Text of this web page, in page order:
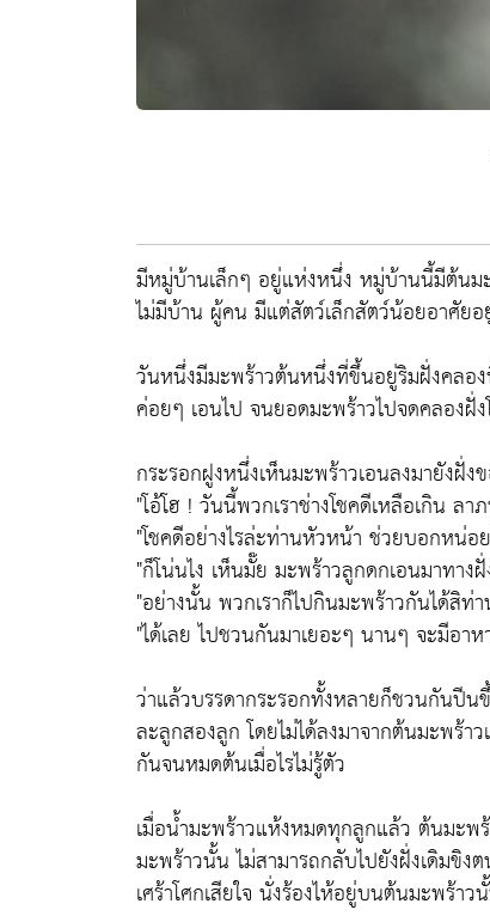
มีหมู่บ้านเล็กๆ อยู่แห่งหนึ่ง หมู่บ้านนี้มีต้นม
ไม่มีบ้าน ผู้คน มีแต่สัตว์เล็กสัตว์น้อยอาศัย
วันหนึ่งมีมะพร้าวต้นหนึ่งที่ขึ้นอยู่ริมฝั่งคลอ
ค่อยๆ เอนไป จนยอดมะพร้าวไปจดคลองฝั่
กระรอกฝูงหนึ่งเห็นมะพร้าวเอนลงมายังฝั่
"โอ้โฮ ! วันนี้พวกเราช่างโชคดีเหลือเกิน ล
"โชคดีอย่างไรล่ะท่านหัวหน้า ช่วยบอกหน่อ
"ก็โน่นไง เห็นมั๊ย มะพร้าวลูกดกเอนมาทาง
"อย่างนั้น พวกเราก็ไปกินมะพร้าวกันได้สิท่
"ได้เลย ไปชวนกันมาเยอะๆ นานๆ จะมีอ
ว่าแล้วบรรดากระรอกทั้งหลายก็ชวนกันปี
ละลูกสองลูก โดยไม่ได้ลงมาจากต้นมะพร้
กันจนหมดต้นเมื่อไรไม่รู้ตัว
เมื่อน้ำมะพร้าวแห้งหมดทุกลูกแล้ว ต้นมะ
มะพร้าวนั้น ไม่สามารถกลับไปยังฝั่งเดิมขิง
เศร้าโศกเสียใจ นั่งร้องไห้อยู่บนต้นมะพร้าว